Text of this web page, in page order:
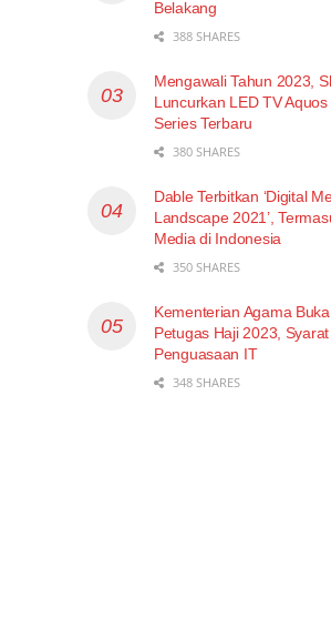
Belakang
388 SHARES
Mengawali Tahun 2023,
Luncurkan LED TV
Series Terbaru
380 SHARES
Dable Terbitkan ‘Digital
Landscape 2021’,
Media di Indonesia
350 SHARES
Kementerian Agama
Petugas Haji 2023,
Penguasaan IT
348 SHARES